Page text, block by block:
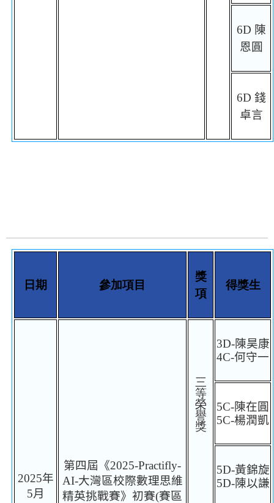
6D 陳
恩圓
6D 錢
卓言
日期 參加項目
獎
項
得獎生
2025年
5月
第四屆《2025-Practifly-
AI-大灣區校際數理思維
精英挑戰賽》初賽(賽區
三
等
榮
譽
獎
3D-陳昊康
4C-何守一
5C-陳在圓
5C-楊潤凱
5D-黃錦旋
5D-陳以謙